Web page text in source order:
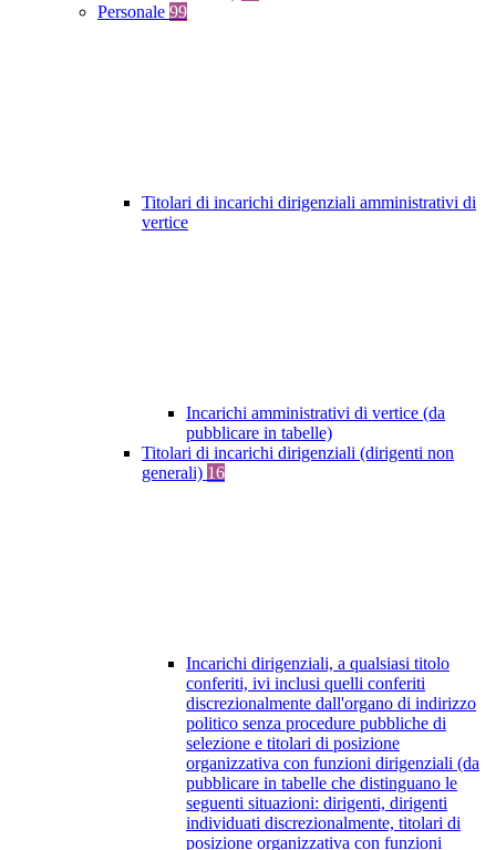
Personale 99
Titolari di incarichi dirigenziali amministrativi di
vertice
Incarichi amministrativi di vertice (da
pubblicare in tabelle)
Titolari di incarichi dirigenziali (dirigenti non
generali) 16
Incarichi dirigenziali, a qualsiasi titolo
conferiti, ivi inclusi quelli conferiti
discrezionalmente dall'organo di indirizzo
politico senza procedure pubbliche di
selezione e titolari di posizione
organizzativa con funzioni dirigenziali (da
pubblicare in tabelle che distinguano le
seguenti situazioni: dirigenti, dirigenti
individuati discrezionalmente, titolari di
posizione organizzativa con funzioni